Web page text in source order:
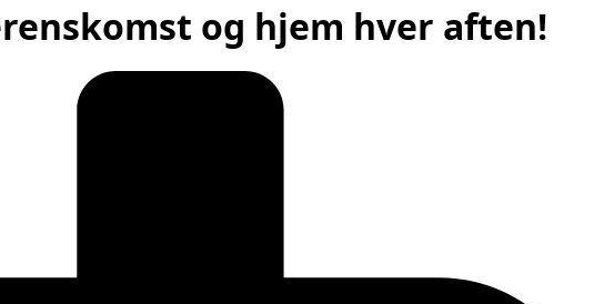
og hjem hver aften!